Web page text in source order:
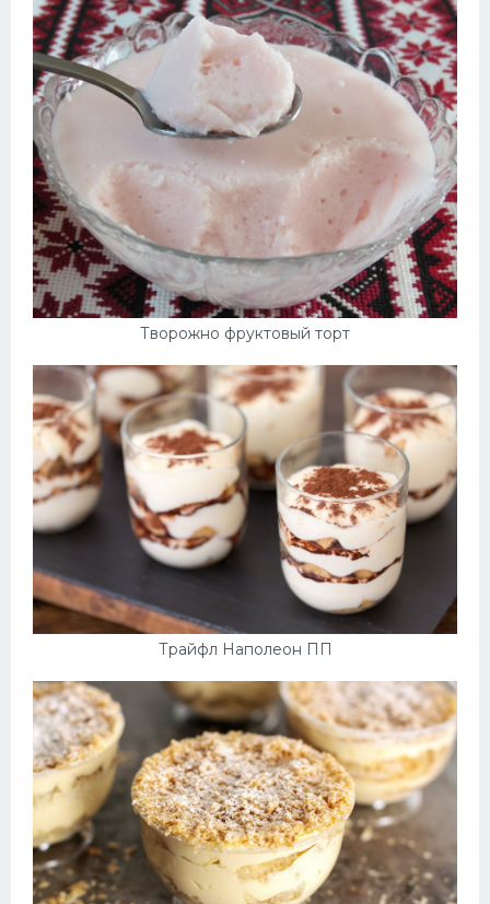
Творожно фруктовый торт
Трайфл Наполеон ПП